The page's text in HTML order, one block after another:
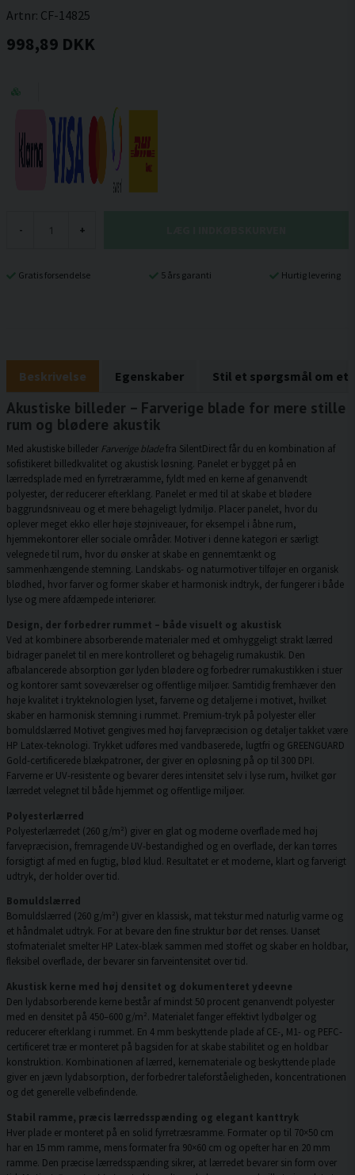
Artnr: CF-14825
998,89 DKK
- +
Gratis forsendelse 5 års garanti Hurtig levering
Beskrivelse Egenskaber Stil et spørgsmål om et
Akustiske billeder – Farverige blade for mere stille
rum og blødere akustik
Med akustiske billeder Farverige bladefra SilentDirect får du en kombination af
sofistikeret billedkvalitet og akustisk løsning. Panelet er bygget på en
lærredsplade med en fyrretræramme, fyldt med en kerne af genanvendt
polyester, der reducerer efterklang. Panelet er med til at skabe et blødere
baggrundsniveau og et mere behageligt lydmiljø. Placer panelet, hvor du
oplever meget ekko eller høje støjniveauer, for eksempel i åbne rum,
hjemmekontorer eller sociale områder. Motiver i denne kategori er særligt
velegnede til rum, hvor du ønsker at skabe en gennemtænkt og
sammenhængende stemning. Landskabs- og naturmotiver tilføjer en organisk
blødhed, hvor farver og former skaber et harmonisk indtryk, der fungerer i både
lyse og mere afdæmpede interiører.
Design, der forbedrer rummet – både visuelt og akustisk
Ved at kombinere absorberende materialer med et omhyggeligt strakt lærred
bidrager panelet til en mere kontrolleret og behagelig rumakustik. Den
afbalancerede absorption gør lyden blødere og forbedrer rumakustikken i stuer
og kontorer samt soveværelser og offentlige miljøer. Samtidig fremhæver den
høje kvalitet i trykteknologien lyset, farverne og detaljerne i motivet, hvilket
skaber en harmonisk stemning i rummet. Premium-tryk på polyester eller
bomuldslærred Motivet gengives med høj farvepræcision og detaljer takket være
HP Latex-teknologi. Trykket udføres med vandbaserede, lugtfri og GREENGUARD
Gold-certificerede blækpatroner, der giver en opløsning på op til 300 DPI.
Farverne er UV-resistente og bevarer deres intensitet selv i lyse rum, hvilket gør
lærredet velegnet til både hjemmet og offentlige miljøer.
Polyesterlærred
Polyesterlærredet (260 g/m²) giver en glat og moderne overflade med høj
farvepræcision, fremragende UV-bestandighed og en overflade, der kan tørres
forsigtigt af med en fugtig, blød klud. Resultatet er et moderne, klart og farverigt
udtryk, der holder over tid.
Bomuldslærred
Bomuldslærred (260 g/m²) giver en klassisk, mat tekstur med naturlig varme og
et håndmalet udtryk. For at bevare den fine struktur bør det renses. Uanset
stofmaterialet smelter HP Latex-blæk sammen med stoffet og skaber en holdbar,
fleksibel overflade, der bevarer sin farveintensitet over tid.
Akustisk kerne med høj densitet og dokumenteret ydeevne
Den lydabsorberende kerne består af mindst 50 procent genanvendt polyester
med en densitet på 450–600 g/m². Materialet fanger effektivt lydbølger og
reducerer efterklang i rummet. En 4 mm beskyttende plade af CE-, M1- og PEFC-
certificeret træ er monteret på bagsiden for at skabe stabilitet og en holdbar
konstruktion. Kombinationen af lærred, kernemateriale og beskyttende plade
giver en jævn lydabsorption, der forbedrer taleforståeligheden, koncentrationen
og det generelle velbefindende.
Stabil ramme, præcis lærredsspænding og elegant kanttryk
Hver plade er monteret på en solid fyrretræsramme. Formater op til 70×50 cm
har en 15 mm ramme, mens formater fra 90×60 cm og opefter har en 20 mm
ramme. Den præcise lærredsspænding sikrer, at lærredet bevarer sin form over